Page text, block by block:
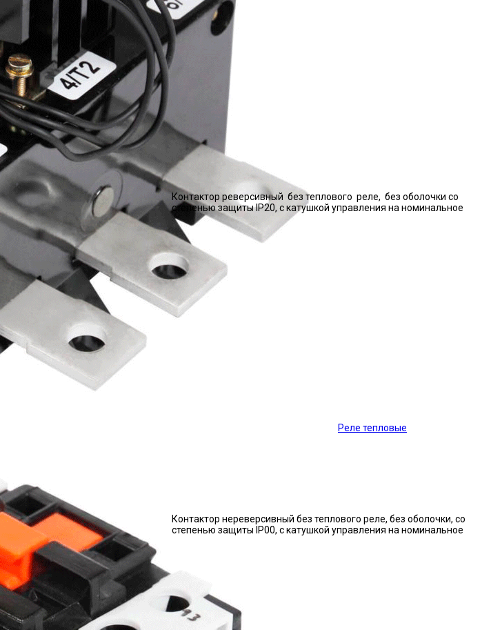
Реле тепловые
Контактор реверсивный без теплового реле, без оболочки со
степенью защиты IP20, с катушкой управления на номинальное
Контактор нереверсивный без теплового реле, без оболочки, со
степенью защиты IP00, с катушкой управления на номинальное